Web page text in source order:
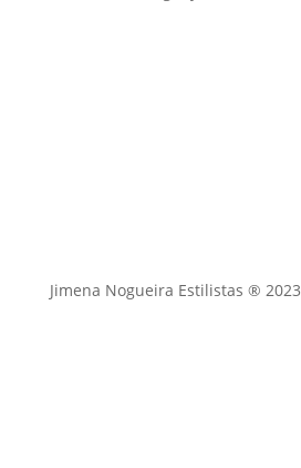
Jimena Nogueira Estilistas ® 2023